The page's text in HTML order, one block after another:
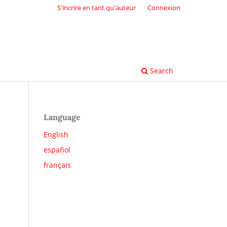
Search
S'incrire en tant qu'auteur Connexion
Language
English
español
français